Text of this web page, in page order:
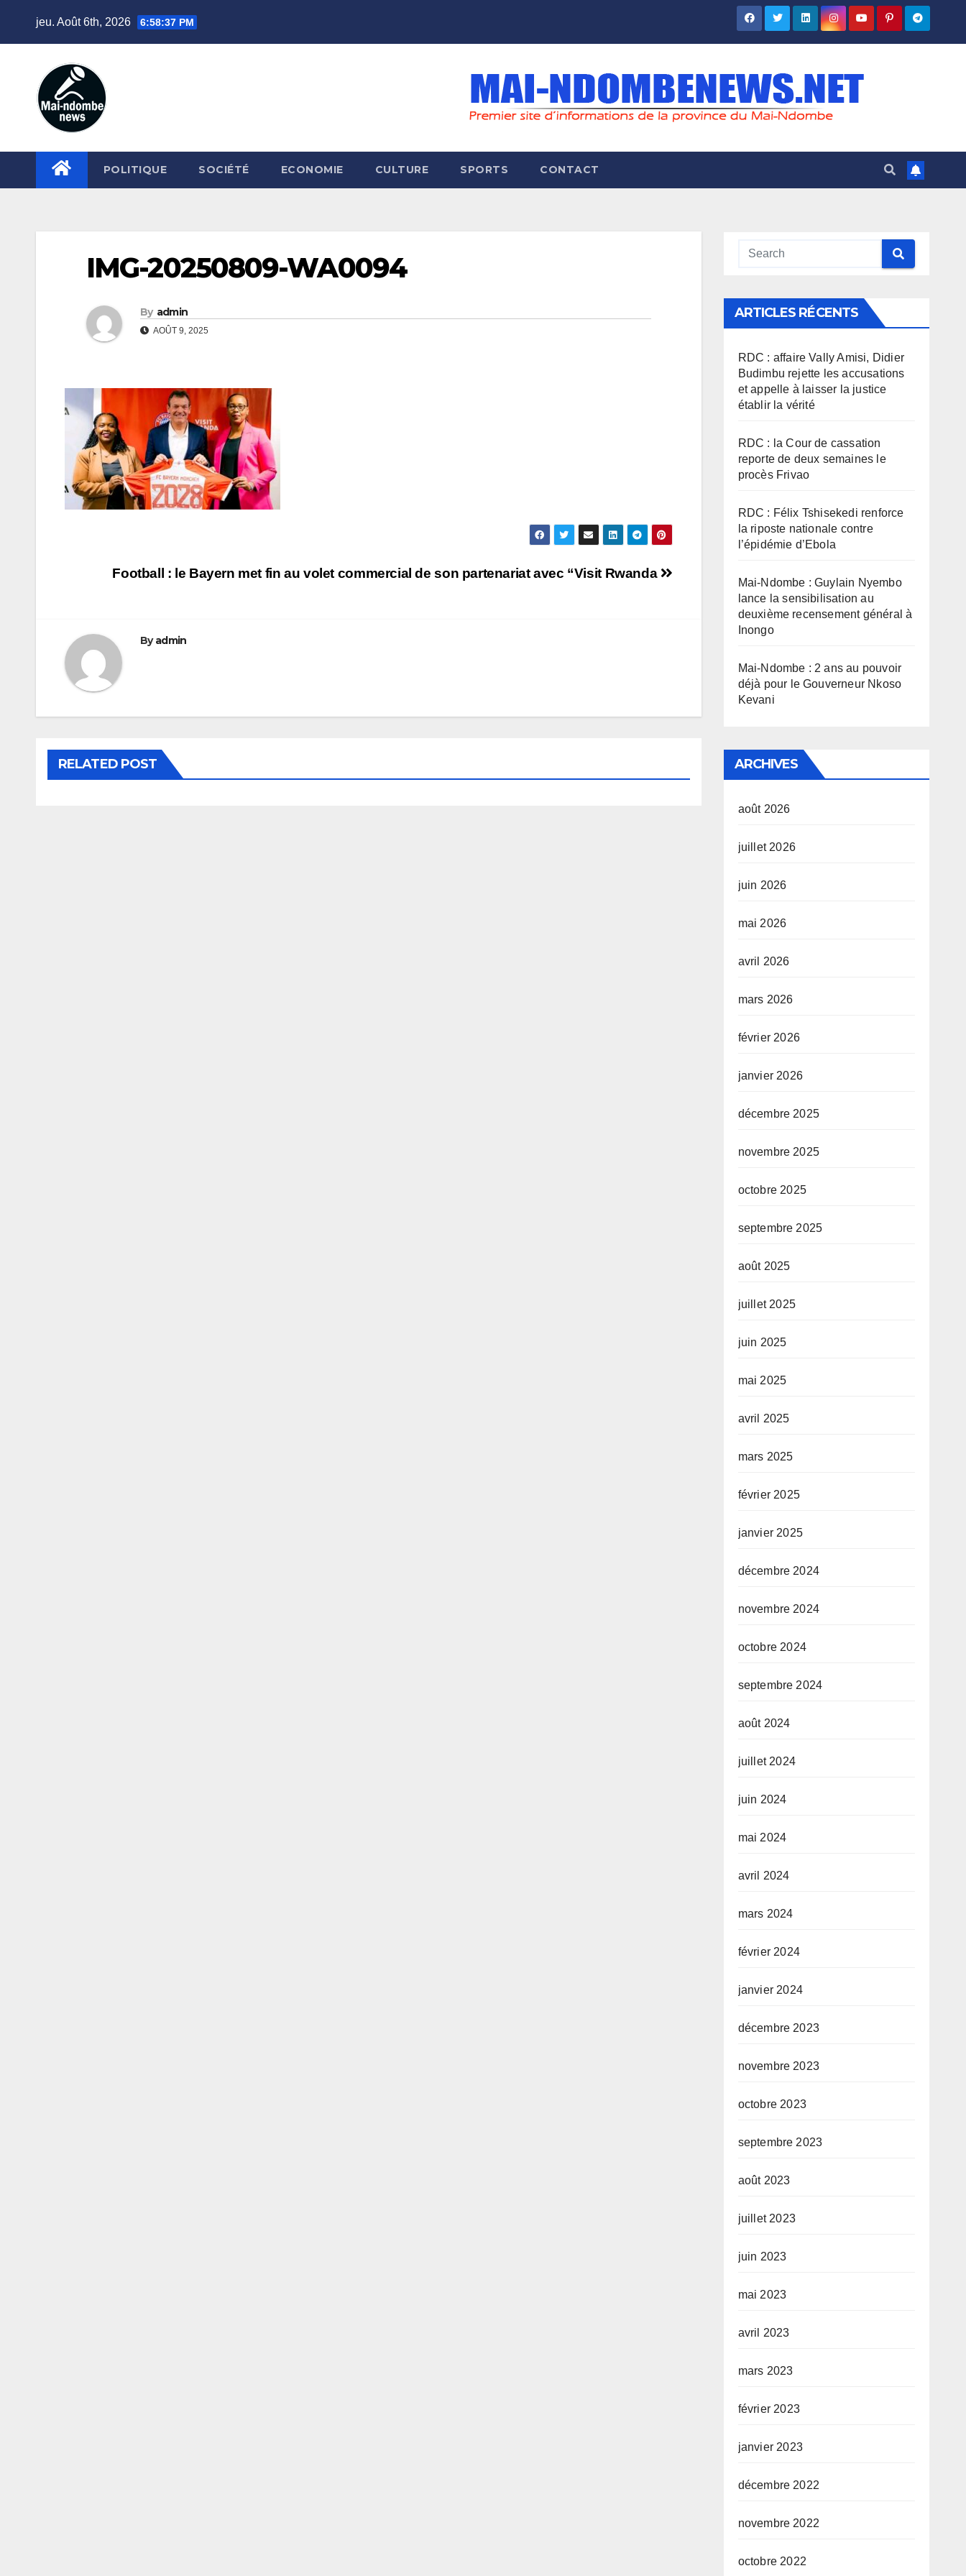
jeu. Août 6th, 2026 6:58:38 PM
POLITIQUE SOCIÉTÉ ECONOMIE CULTURE SPORTS CONTACT
IMG-20250809-WA0094
By admin
AOÛT 9, 2025
Navigation
l’article
Football : le Bayern met fin au volet commercial de son partenariat avec “Visit Rwanda
Byadmin
RELATED POST
ARTICLES RÉCENTS
RDC : affaire Vally Amisi, Didier
Budimbu rejette les accusations
et appelle à laisser la justice
établir la vérité
RDC : la Cour de cassation
reporte de deux semaines le
procès Frivao
RDC : Félix Tshisekedi renforce
la riposte nationale contre
l’épidémie d’Ebola
Mai-Ndombe : Guylain Nyembo
lance la sensibilisation au
deuxième recensement général à
Inongo
Mai-Ndombe : 2 ans au pouvoir
déjà pour le Gouverneur Nkoso
Kevani
ARCHIVES
août 2026
juillet 2026
juin 2026
mai 2026
avril 2026
mars 2026
février 2026
janvier 2026
décembre 2025
novembre 2025
octobre 2025
septembre 2025
août 2025
juillet 2025
juin 2025
mai 2025
avril 2025
mars 2025
février 2025
janvier 2025
décembre 2024
novembre 2024
octobre 2024
septembre 2024
août 2024
juillet 2024
juin 2024
mai 2024
avril 2024
mars 2024
février 2024
janvier 2024
décembre 2023
novembre 2023
octobre 2023
septembre 2023
août 2023
juillet 2023
juin 2023
mai 2023
avril 2023
mars 2023
février 2023
janvier 2023
décembre 2022
novembre 2022
octobre 2022